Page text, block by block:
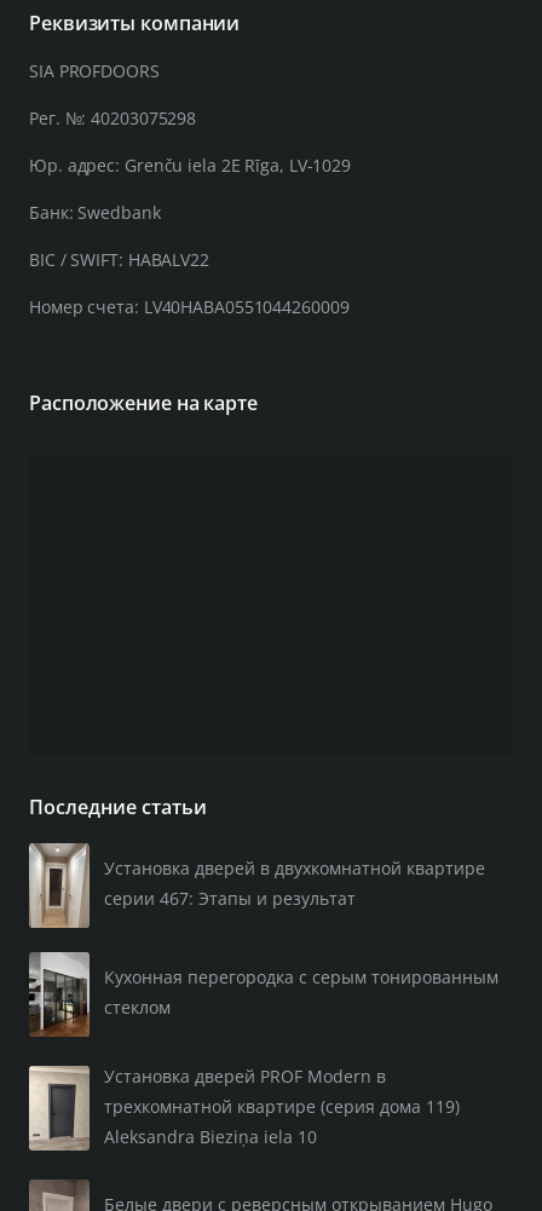
Реквизиты компании
SIA PROFDOORS
Рег. №: 40203075298
Юр. адрес: Grenču iela 2E Rīga, LV-1029
Банк: Swedbank
BIC / SWIFT: HABALV22
Номер счета: LV40HABA0551044260009
Расположение на карте
Последние статьи
Установка дверей в двухкомнатной квартире
серии 467: Этапы и результат
Кухонная перегородка с серым тонированным
стеклом
Установка дверей PROF Modern в
трехкомнатной квартире (серия дома 119)
Aleksandra Bieziņa iela 10
Белые двери с реверсным открыванием Hugo